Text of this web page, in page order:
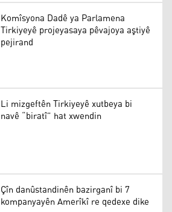
Komîsyona Dadê ya Parlamena
Tirkiyeyê projeyasaya pêvajoya aştiyê
pejirand
Li mizgeftên Tirkiyeyê xutbeya bi
navê “biratî” hat xwendin
Çîn danûstandinên bazirganî bi 7
kompanyayên Amerîkî re qedexe dike